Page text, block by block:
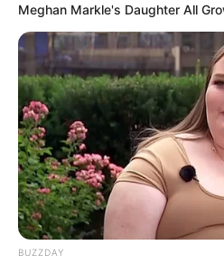
Meghan Markle's Daughter All
BUZZDAY